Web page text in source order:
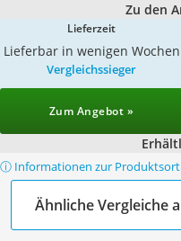
Zu den
Lieferzeit
Lieferbar in wenigen Wochen
Vergleichssieger
Zum Angebot »
ⓘ Informationen zur
Ähnliche Vergleiche